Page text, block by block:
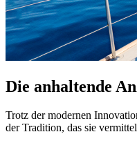
Die anhaltende
Trotz der modernen
der Tradition, das sie